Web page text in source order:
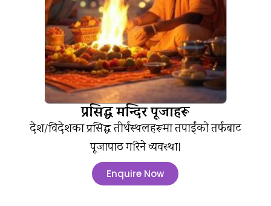
प्रसिद्ध मन्दिर पूजाहरू
देश/विदेशका प्रसिद्ध तीर्थस्थलहरूमा तपाईंको तर्फबाट
पूजापाठ गरिने व्यवस्था।
Enquire Now